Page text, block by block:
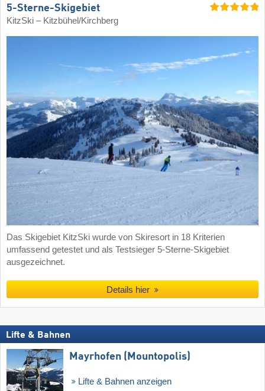
5-Sterne-Skigebiet
KitzSki – Kitzbühel/​Kirchberg
Das Skigebiet KitzSki wurde von Skiresort in 18 Kriterien
umfassend getestet und als Testsieger 5-Sterne-Skigebiet
ausgezeichnet.
Details hier
Lifte & Bahnen
Mayrhofen (Mountopolis)
Lifte & Bahnen anzeigen